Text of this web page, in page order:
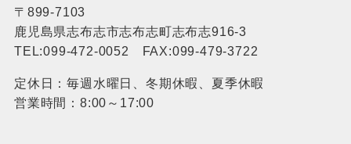
〒899-7103
鹿児島県志布志市志布志町志布志916-3
TEL:099-472-0052 FAX:099-479-3722
定休日：毎週水曜日、冬期休暇、夏季休暇
営業時間：8:00～17:00